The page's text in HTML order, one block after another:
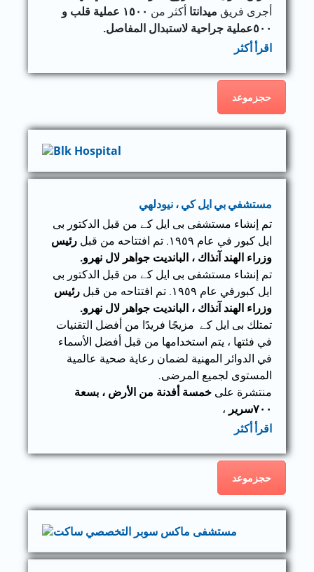
أجرى فريق ميدانتا أكثر من
١٥٠٠ عملية قلب و
٥٠٠عملية جراحية لاستبدال المفاصل.
اقرأ أكثر
حجزموعد
مستشفي بي ايل كي ، نيودلهي
تم إنشاء مستشفى بی ایل کے من قبل الدكتور بی
ایل کبور في عام ١٩٥٩. تم افتتاحه من قبل
رئيس
وزراء الهند آنذاك ، البانديت جواهر لال نهرو.
تم إنشاء مستشفى بی ایل کے من قبل الدكتور بی
ایل کبورفي عام ١٩٥٩. تم افتتاحه من قبل
رئيس
وزراء الهند آنذاك ، البانديت جواهر لال نهرو.
تمتلك بی ایل کے مزيجًا فريدًا من أفضل التقنيات
في فئتها ، يتم استخدامها من قبل أفضل الأسماء
في الدوائر المهنية لضمان رعاية صحية عالمية
المستوى لجميع المرضى.
منتشرة على خمسة أفدنة من الأرض ، بسعة
٧٠٠سرير
،
اقرأ أكثر
حجزموعد